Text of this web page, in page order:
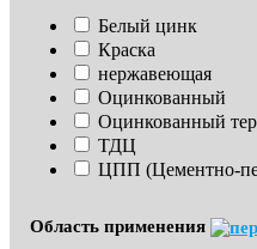
Белый цинк
Краска
нержавеющая
Оцинкованный
Оцинкованный
ТДЦ
ЦПП (Цементно-
Область применения